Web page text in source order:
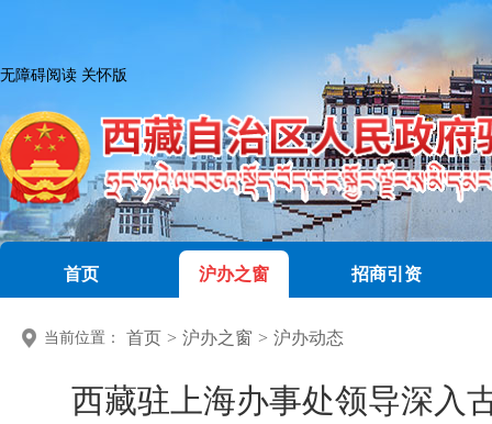
无障碍阅读 关怀版
首页 沪办之窗 招商引资
当前位置： 首页 > 沪办之窗 > 沪办动态
西藏驻上海办事处领导深入